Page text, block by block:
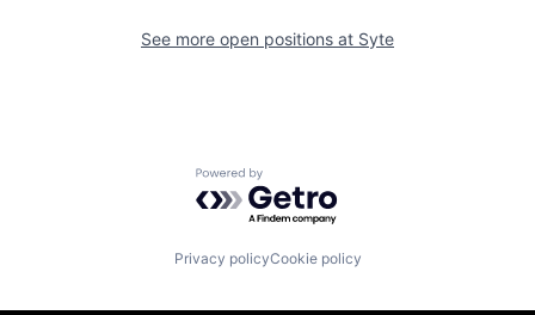
See more open positions at Syte
Powered by Getro.com
Privacy policyCookie policy